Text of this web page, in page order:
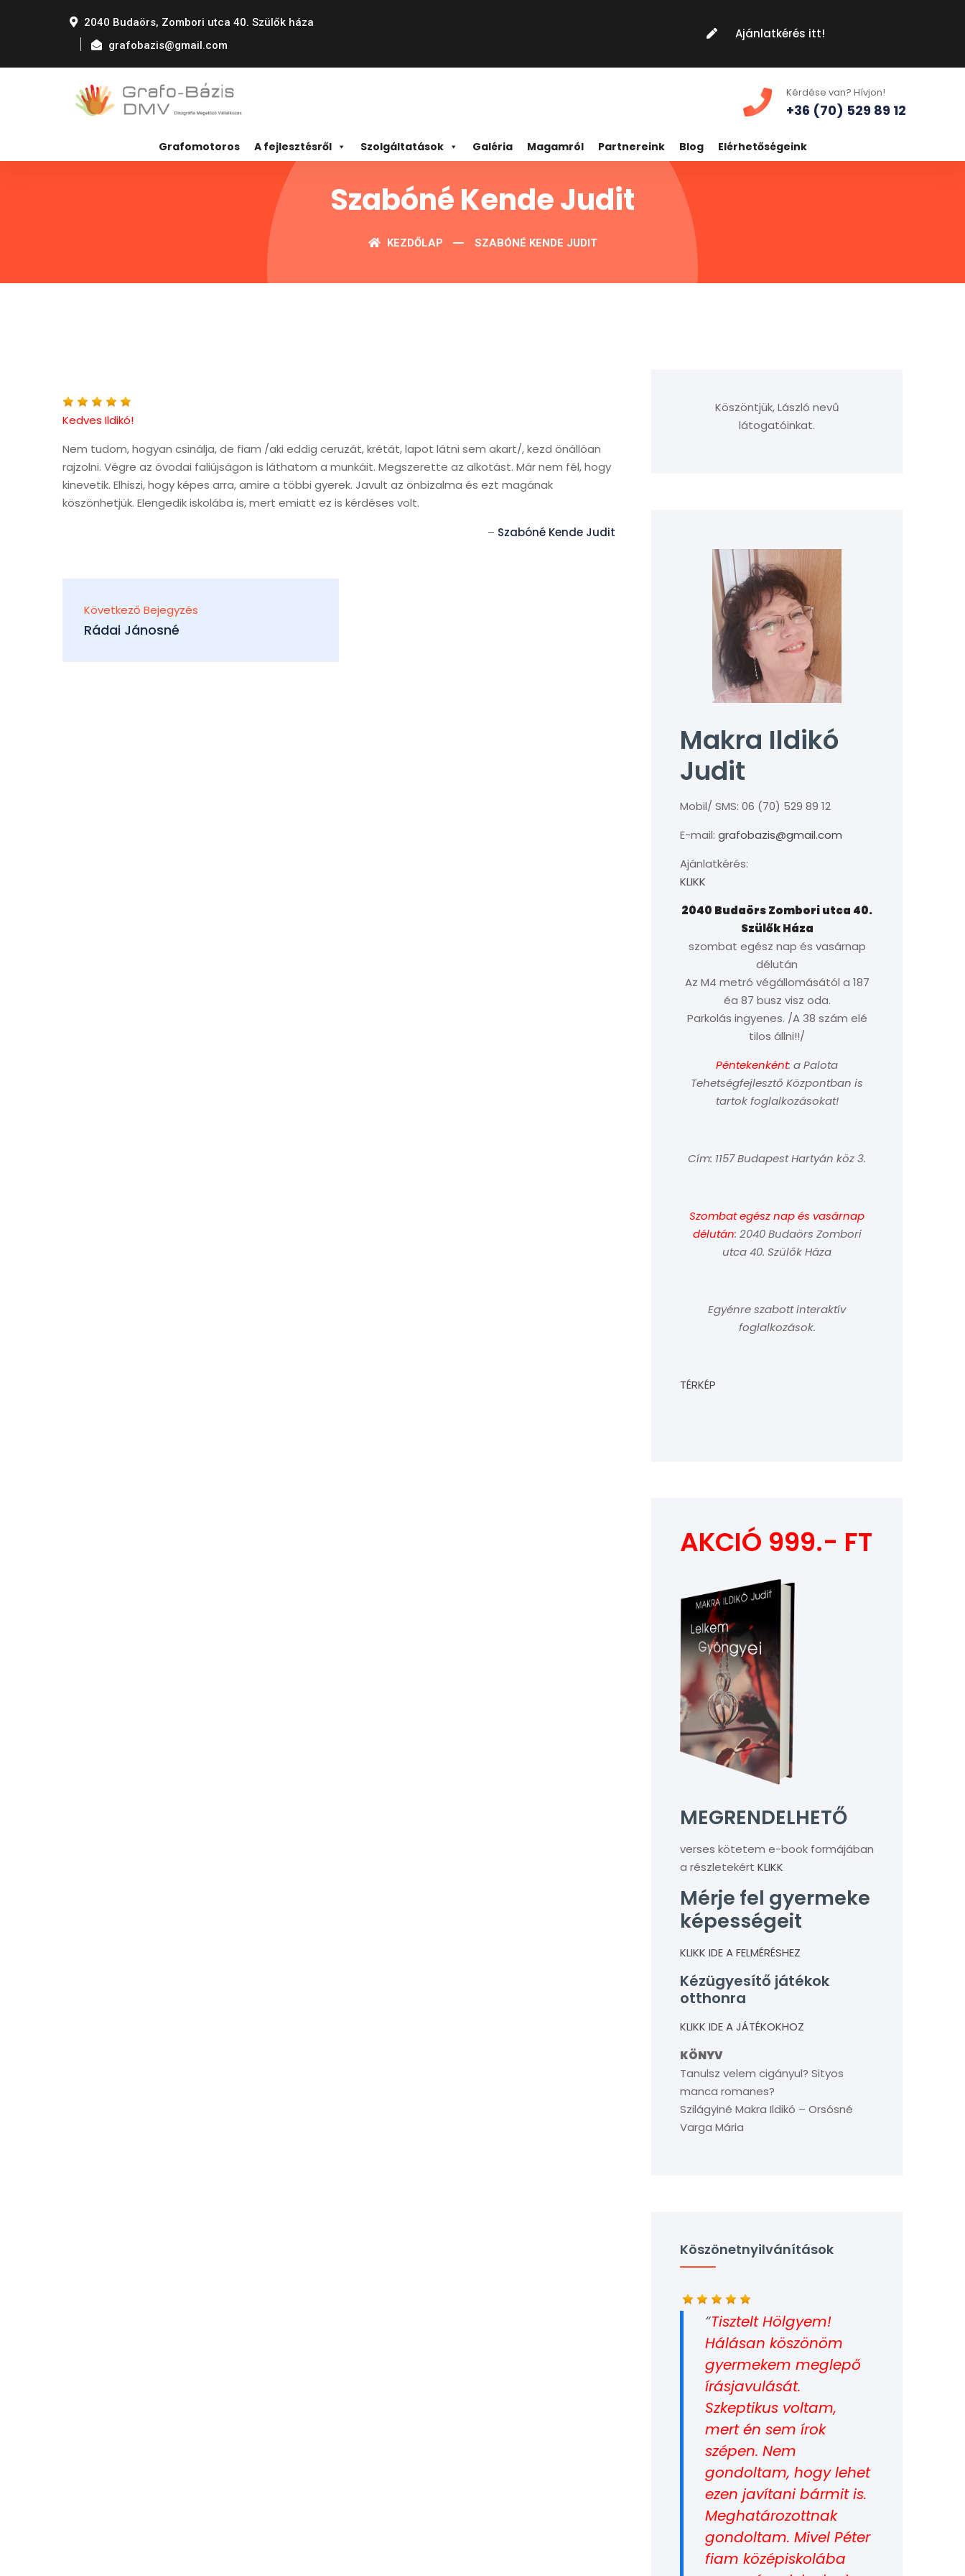
2040 Budaörs, Zombori utca 40. Szülők háza
grafobazis@gmail.com
Ajánlatkérés itt!
Kérdése van? Hívjon!
+36 (70) 529 89 12
Grafomotoros A fejlesztésről Szolgáltatások Galéria Magamról Partnereink Blog Elérhetőségeink
Szabóné Kende Judit
KEZDŐLAP SZABÓNÉ KENDE JUDIT
Kedves Ildikó!
Nem tudom, hogyan csinálja, de fiam /aki eddig ceruzát, krétát, lapot látni sem akart/, kezd önállóan
rajzolni. Végre az óvodai faliújságon is láthatom a munkáit. Megszerette az alkotást. Már nem fél, hogy
kinevetik. Elhiszi, hogy képes arra, amire a többi gyerek. Javult az önbizalma és ezt magának
köszönhetjük. Elengedik iskolába is, mert emiatt ez is kérdéses volt.
Szabóné Kende Judit
Következő Bejegyzés
Rádai Jánosné
Köszöntjük, László nevű
látogatóinkat.
Makra Ildikó
Judit
Mobil/ SMS: 06 (70) 529 89 12
E-mail: grafobazis@gmail.com
Ajánlatkérés:
KLIKK
2040 Budaörs Zombori utca 40.
Szülők Háza
szombat egész nap és vasárnap
délután
Az M4 metró végállomásától a 187
éa 87 busz visz oda.
Parkolás ingyenes. /A 38 szám elé
tilos állni!!/
Péntekenként: a Palota
Tehetségfejlesztő Központban is
tartok foglalkozásokat!
Cím: 1157 Budapest Hartyán köz 3.
Szombat egész nap és vasárnap
délután: 2040 Budaörs Zombori
utca 40. Szülők Háza
Egyénre szabott interaktív
foglalkozások.
TÉRKÉP
AKCIÓ 999.- FT
MEGRENDELHETŐ
verses kötetem e-book formájában
a részletekért KLIKK
Mérje fel gyermeke
képességeit
KLIKK IDE A FELMÉRÉSHEZ
Kézügyesítő játékok
otthonra
KLIKK IDE A JÁTÉKOKHOZ
KÖNYV
Tanulsz velem cigányul? Sityos
manca romanes?
Szilágyiné Makra Ildikó – Orsósné
Varga Mária
Köszönetnyilvánítások
Tisztelt Hölgyem!
Hálásan köszönöm
gyermekem meglepő
írásjavulását.
Szkeptikus voltam,
mert én sem írok
szépen. Nem
gondoltam, hogy lehet
ezen javítani bármit is.
Meghatározottnak
gondoltam. Mivel Péter
fiam középiskolába